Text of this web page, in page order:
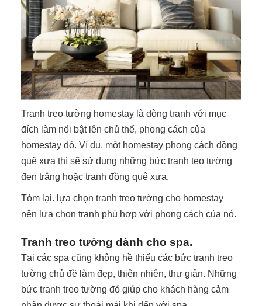
Tranh treo tường homestay là dòng tranh với mục
đích làm nổi bật lên chủ thể, phong cách của
homestay đó. Ví dụ, một homestay phong cách đồng
quê xưa thì sẽ sử dụng những bức tranh teo tường
đen trắng hoặc tranh đồng quê xưa.
Tóm lại. lựa chọn tranh treo tường cho homestay
nên lựa chọn tranh phù hợp với phong cách của nó.
Tranh treo tường dành cho spa.
Tại các spa cũng không hề thiếu các bức tranh treo
tường chủ đề làm đẹp, thiên nhiên, thư giản. Những
bức tranh treo tường đó giúp cho khách hàng cảm